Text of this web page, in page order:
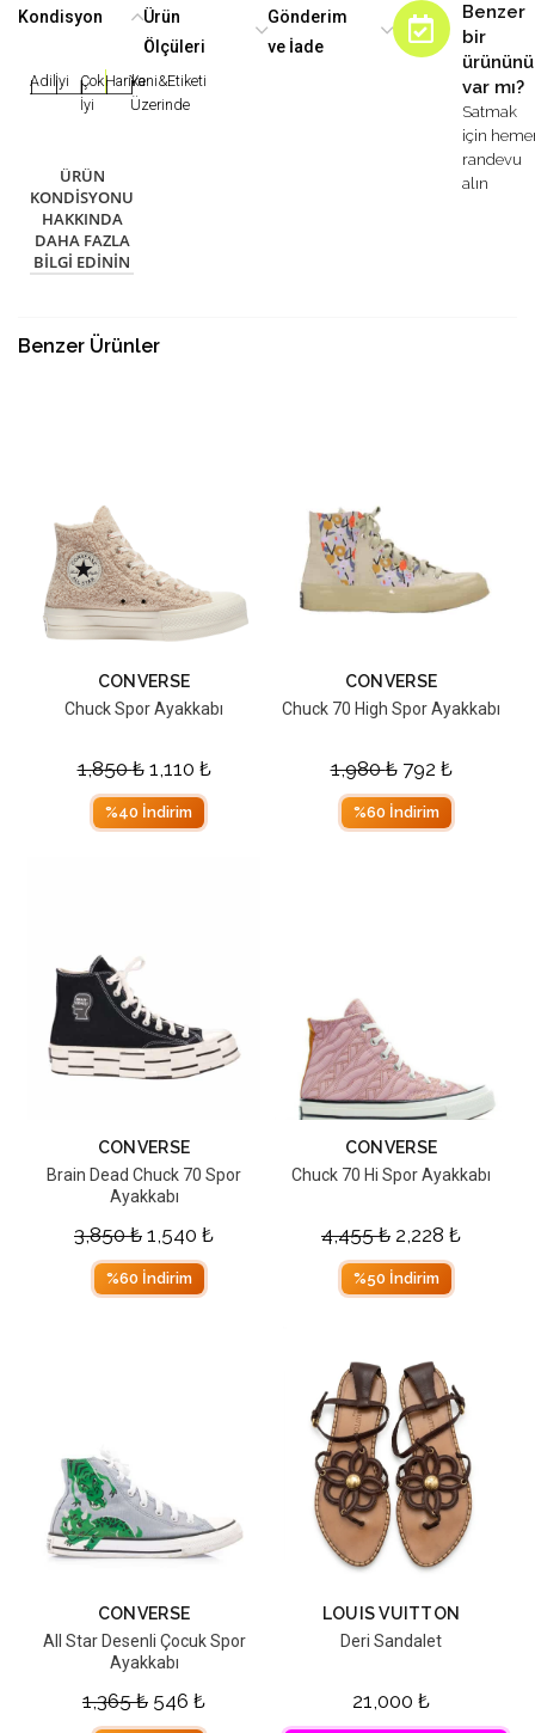
Kondisyon
|Adil|İyi |
Çok
İyi
|Harika
|Yeni&Etiketi
Üzerinde
ÜRÜN
KONDISYONU
HAKKINDA
DAHA FAZLA
BILGI EDININ
Ürün
Ölçüleri
Gönderim
ve İade
Benzer
bir
var mı?
Satmak
için
randevu
alın
Benzer Ürünler
CONVERSE
Chuck Spor Ayakkabı
1,850₺ 1,110 ₺
%40 İndirim
CONVERSE
Chuck 70 High Spor Ayakkabı
1,980₺ 792 ₺
%60 İndirim
CONVERSE
Brain Dead Chuck 70 Spor
Ayakkabı
3,850₺ 1,540 ₺
%60 İndirim
CONVERSE
Chuck 70 Hi Spor Ayakkabı
4,455₺ 2,228 ₺
%50 İndirim
CONVERSE
All Star Desenli Çocuk Spor
Ayakkabı
1,365₺ 546 ₺
LOUIS VUITTON
Deri Sandalet
21,000 ₺